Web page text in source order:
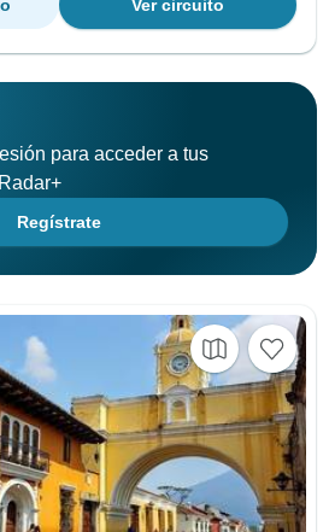
Ver circuito
para acceder a tus
Regístrate